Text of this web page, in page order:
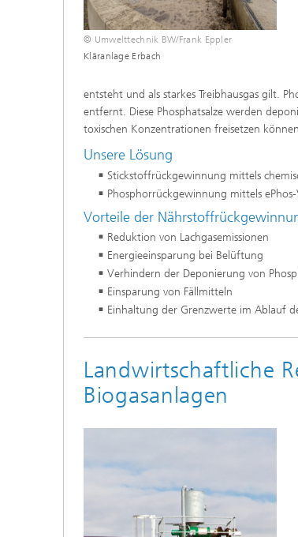
© Umwelttechnik BW/Frank Eppler
Kläranlage Erbach
entsteht und als starkes Treibhausgas gilt.
entfernt. Diese Phosphatsalze werden
toxischen Konzentrationen freisetzen
Unsere Lösung
Stickstoffrückgewinnung mittels
Phosphorrückgewinnung mittels
Vorteile der
Reduktion von Lachgasemissionen
Energieeinsparung bei Belüftung
Verhindern der Deponierung von
Einsparung von Fällmitteln
Einhaltung der Grenzwerte im Ablauf
Landwirtschaftliche
Biogasanlagen